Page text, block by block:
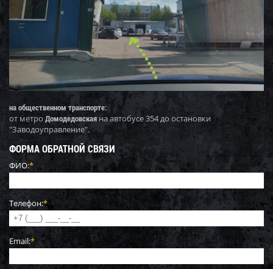
на общественном транспорте:
от метро Домодедовская на автобусе 354 до остановки
"Заводоуправление".
ФОРМА ОБРАТНОЙ СВЯЗИ
ФИО:*
Телефон:*
Email:*